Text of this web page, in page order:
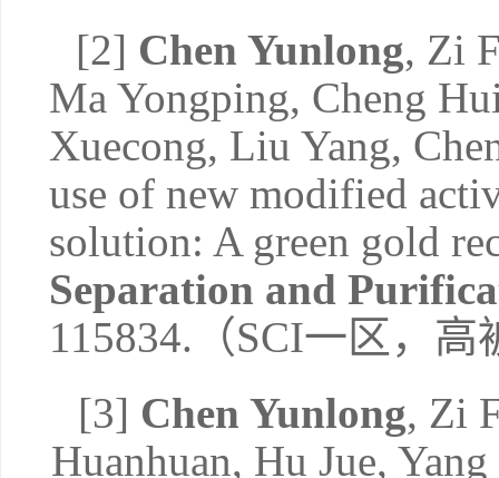
[2] Chen Yunlong, Zi
Ma Yongping, Cheng
Xuecong, Liu Yang,
use of new modified
solution: A green gold
Separation and
115834. （SCI一区，高
[3] Chen Yunlong, Zi
Huanhuan, Hu Jue,